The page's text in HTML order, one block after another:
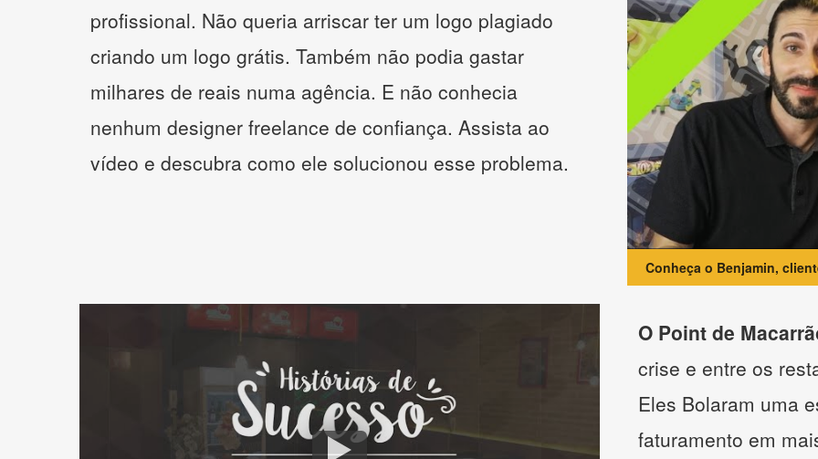
profissional. Não queria arriscar ter um logo plagiado
criando um logo grátis. Também não podia gastar
milhares de reais numa agência. E não conhecia
nenhum designer freelance de confiança. Assista ao
vídeo e descubra como ele solucionou esse problema.
Conheça o Benjamin,
O Point de
crise e entre os
Eles Bolaram uma
faturamento em